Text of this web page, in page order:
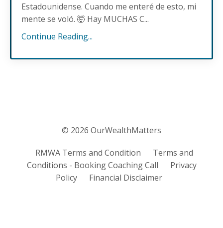
Estadounidense. Cuando me enteré de esto, mi
mente se voló. 🤯 Hay MUCHAS C...
Continue Reading...
© 2026 OurWealthMatters
RMWA Terms and Condition
Terms and
Conditions - Booking Coaching Call
Privacy
Policy
Financial Disclaimer